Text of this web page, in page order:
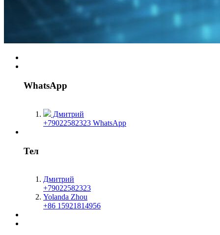
WhatsApp
Дмитрий
+79022582323 WhatsApp
Тел
Дмитрий
+79022582323
Yolanda Zhou
+86 15921814956